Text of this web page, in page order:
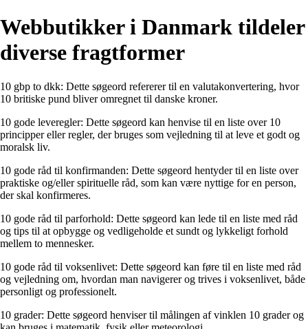
Webbutikker i Danmark tildeler
diverse fragtformer
10 gbp to dkk: Dette søgeord refererer til en valutakonvertering, hvor
10 britiske pund bliver omregnet til danske kroner.
10 gode leveregler: Dette søgeord kan henvise til en liste over 10
principper eller regler, der bruges som vejledning til at leve et godt og
moralsk liv.
10 gode råd til konfirmanden: Dette søgeord hentyder til en liste over
praktiske og/eller spirituelle råd, som kan være nyttige for en person,
der skal konfirmeres.
10 gode råd til parforhold: Dette søgeord kan lede til en liste med råd
og tips til at opbygge og vedligeholde et sundt og lykkeligt forhold
mellem to mennesker.
10 gode råd til voksenlivet: Dette søgeord kan føre til en liste med råd
og vejledning om, hvordan man navigerer og trives i voksenlivet, både
personligt og professionelt.
10 grader: Dette søgeord henviser til målingen af vinklen 10 grader og